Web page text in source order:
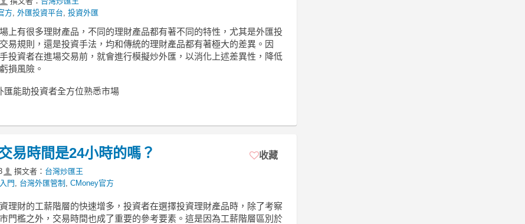
方 外匯投資平台 投資外匯
上有很多理財產品，不同的理財產品都有著不同的特性，尤其是外匯投
易規則，還是投資手法，均和傳統的理財產品都有著極大的差異。因
投資者在進場交易前，就會進行模擬炒外匯，以消化上述差異性，降低
損風險。
匯能助投資者全方位熟悉市場
易時間是24小時的嗎？
撰文者： 台灣炒匯王
門 台灣外匯管制 CMoney官方
收藏
理財的工薪階層的快速增多，投資者在選擇投資理財產品時，除了考察
門檻之外，交易時間也成了重要的參考要素。這是因為工薪階層區別於